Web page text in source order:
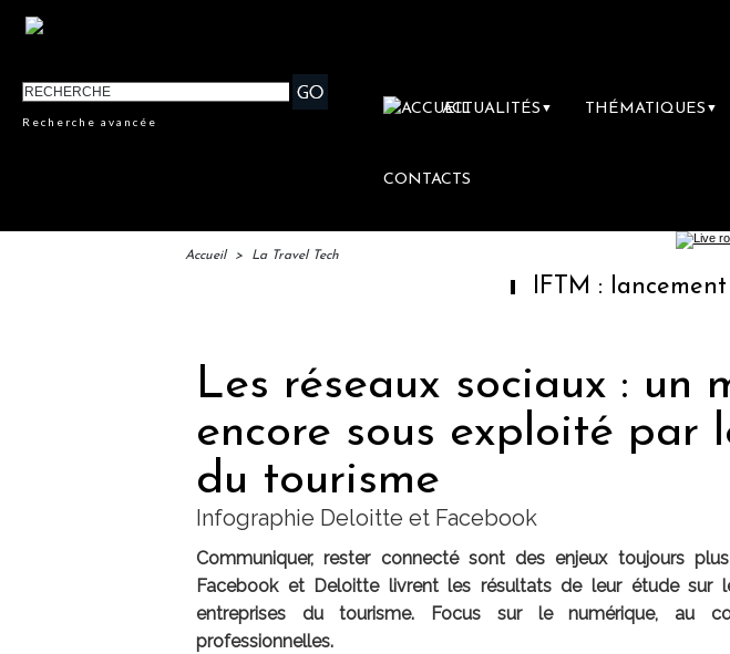
Recherche avancée
ACTUALITÉS ▼ THÉMATIQUES ▼
CONTACTS
Accueil > La Travel Tech
IFTM : lancement des
Les réseaux sociaux : un
encore sous exploité par
du tourisme
Infographie Deloitte et Facebook
Communiquer, rester connecté sont des enjeux toujours
Facebook et Deloitte livrent les résultats de leur étude sur
entreprises du tourisme. Focus sur le numérique, au
professionnelles.